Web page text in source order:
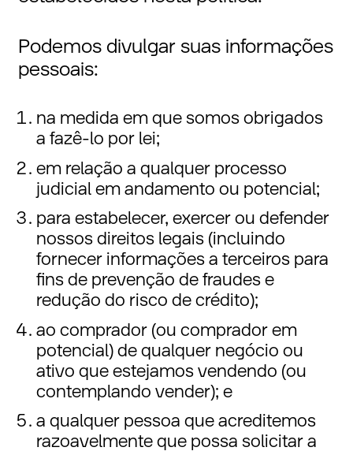
Podemos divulgar suas informações
pessoais:
na medida em que somos obrigados
a fazê-lo por lei;
em relação a qualquer processo
judicial em andamento ou potencial;
para estabelecer, exercer ou defender
nossos direitos legais (incluindo
fornecer informações a terceiros para
fins de prevenção de fraudes e
redução do risco de crédito);
ao comprador (ou comprador em
potencial) de qualquer negócio ou
ativo que estejamos vendendo (ou
contemplando vender); e
a qualquer pessoa que acreditemos
razoavelmente que possa solicitar a